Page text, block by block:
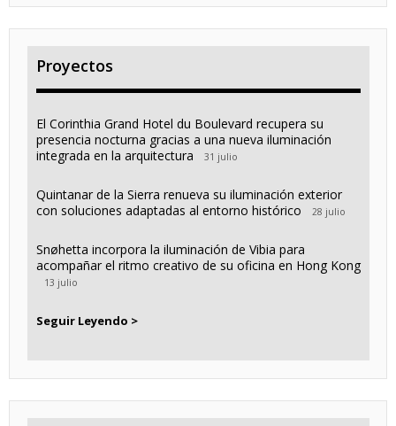
Proyectos
El Corinthia Grand Hotel du Boulevard recupera su
presencia nocturna gracias a una nueva iluminación
integrada en la arquitectura
31 julio
Quintanar de la Sierra renueva su iluminación exterior
con soluciones adaptadas al entorno histórico
28 julio
Snøhetta incorpora la iluminación de Vibia para
acompañar el ritmo creativo de su oficina en Hong Kong
13 julio
Seguir Leyendo >